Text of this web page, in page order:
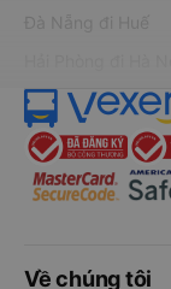
Đà Nẵng đi Huế
Về chúng tôi